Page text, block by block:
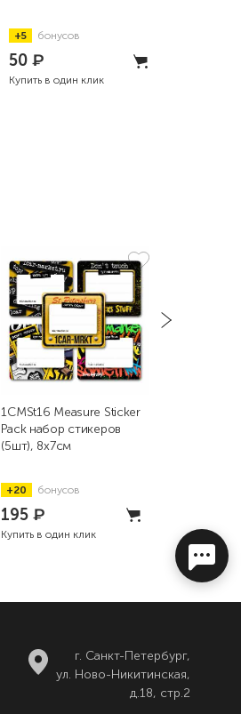
+5 бонусов
50 ₽
Купить в один клик
1CMSt16 Measure Sticker
Pack набор стикеров
(5шт), 8х7см
+20 бонусов
195₽
Купить в один клик
г. Санкт-Петербург,
ул. Ново-Никитинская,
д.18, стр.2